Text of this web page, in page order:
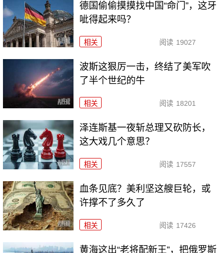
德国偷偷摸摸找中国“命门”，这牙
呲得起来吗？
相关 阅读 19027
波斯这狠厉一击，终结了美军吹
了半个世纪的牛
相关 阅读 18201
泽连斯基一夜斩总理又砍防长，
这大戏几个意思？
相关 阅读 17557
血条见底？美利坚这艘巨轮，或
许撑不了多久了
相关 阅读 17426
黄海这出“老将配新王”，把俄罗斯